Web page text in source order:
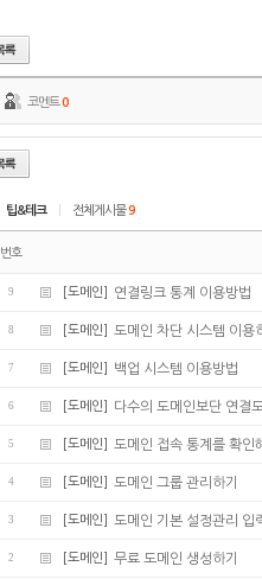
코멘트0
팁&테크 전체게시물9
번호
9 [도메인] 연결링크 통계 이용방법
8 [도메인] 도메인 차단 시스템 이용
7 [도메인] 백업 시스템 이용방법
6 [도메인] 다수의 도메인보단 연결
5 [도메인] 도메인 접속 통계를 확인
4 [도메인] 도메인 그룹 관리하기
3 [도메인] 도메인 기본 설정관리 입
2 [도메인] 무료 도메인 생성하기